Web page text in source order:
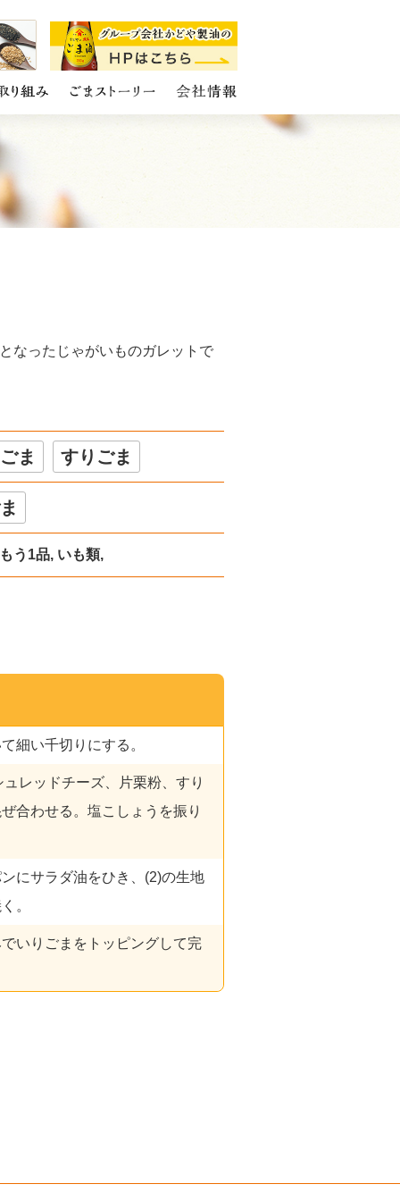
なったじゃがいものガレットで
ま すりごま
う1品, いも類,
細い千切りにする。
レッドチーズ、片栗粉、すり
合わせる。塩こしょうを振り
にサラダ油をひき、(2)の生地
。
いりごまをトッピングして完